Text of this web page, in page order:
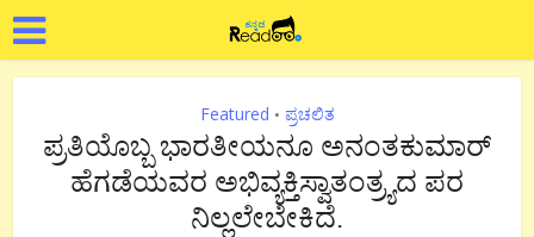
Featured • ಪ್ರಚಲಿತ
ಪ್ರತಿಯೊಬ್ಬ ಭಾರತೀಯನೂ ಅನಂತಕುಮಾರ್
ಹೆಗಡೆಯವರ ಅಭಿವ್ಯಕ್ತಿಸ್ವಾತಂತ್ರ್ಯದ ಪರ
ನಿಲ್ಲಲೇಬೇಕಿದೆ.